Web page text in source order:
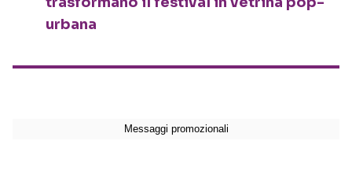
urbana